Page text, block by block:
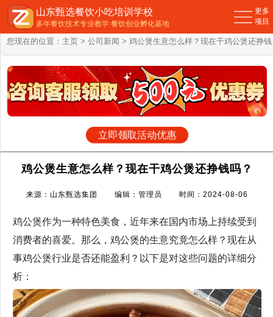
您现在的位置： 主页 > 公司新闻 > 鸡公煲生意怎么样？现在干鸡公煲还挣钱
吗？
立即领取活动优惠
鸡公煲生意怎么样？现在干鸡公煲还挣钱吗？
来源：山东甄选集团 编辑：管理员 时间：2024-08-06
鸡公煲作为一种特色美食，近年来在国内市场上持续受到
消费者的喜爱。那么，鸡公煲的生意究竟怎么样？现在从
事鸡公煲行业是否还能盈利？以下是对这些问题的详细分
析：
山东甄选餐饮小吃培训学校
多年餐饮技术专业教学 餐饮创业孵化基地
更多
项目